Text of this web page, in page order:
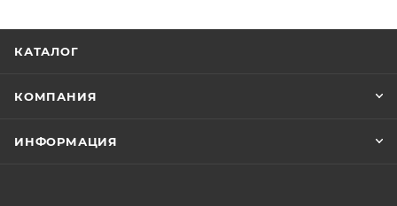
КАТАЛОГ
КОМПАНИЯ
ИНФОРМАЦИЯ